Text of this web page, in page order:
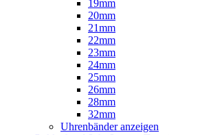
19mm
20mm
21mm
22mm
23mm
24mm
25mm
26mm
28mm
32mm
Uhrenbänder anzeigen